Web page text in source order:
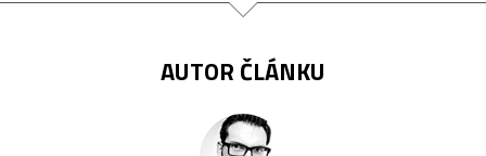
AUTOR ČLÁNKU